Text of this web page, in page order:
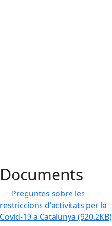
Documents
Preguntes sobre les
restriccions d'activitats per la
Covid-19 a Catalunya (920.2KB)